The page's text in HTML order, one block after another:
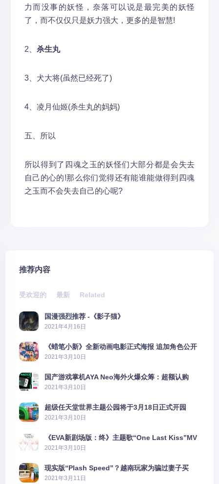
力而没事的妖怪，奈落可以说是最完美的妖怪
了，而不仅仅只是妖力强大，更多的是智慧!
2、 杀生丸
3、犬大将(虽然已经死了)
4、凌月仙姬(杀生丸的妈妈)
五、所以
所以得到了四魂之玉的妖怪们大部分都是会失去
自己的心的!那么你们觉得还有能谁能做得到四魂
之玉而不会失去自己的心呢?
推荐内容
受欢迎的 最新 Related
国漫强烈推荐 -《影子猫》
2021年4月16日
《蜡笔小新》全新动画电影正式海报 追加角色公开
2021年3月10日
国产游戏掌机AYA Neo海外火爆众筹：超额认购
2606%
2021年3月10日
超级任天堂世界主题公园将于3月18日正式开园
2021年3月10日
《EVA新剧场版：终》主题歌“One Last Kiss”MV
公布
2021年3月10日
现实版“Plash Speed”？越南玩家为骗过妻子买
PS5上演好戏
2021年3月11日